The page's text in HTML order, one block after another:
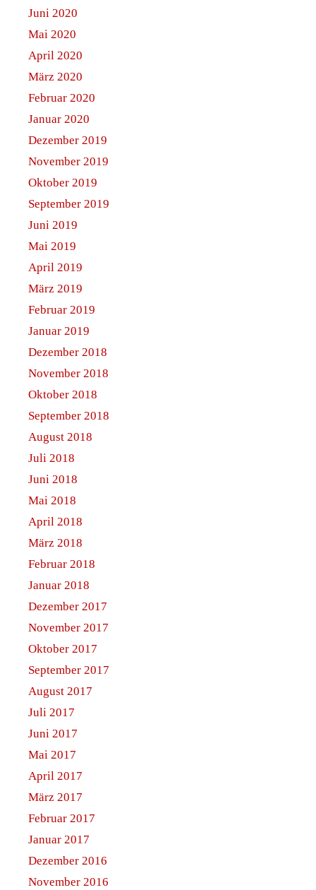
Juni 2020
Mai 2020
April 2020
März 2020
Februar 2020
Januar 2020
Dezember 2019
November 2019
Oktober 2019
September 2019
Juni 2019
Mai 2019
April 2019
März 2019
Februar 2019
Januar 2019
Dezember 2018
November 2018
Oktober 2018
September 2018
August 2018
Juli 2018
Juni 2018
Mai 2018
April 2018
März 2018
Februar 2018
Januar 2018
Dezember 2017
November 2017
Oktober 2017
September 2017
August 2017
Juli 2017
Juni 2017
Mai 2017
April 2017
März 2017
Februar 2017
Januar 2017
Dezember 2016
November 2016